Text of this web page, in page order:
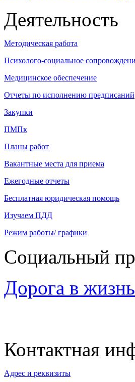
Деятельность
Методическая работа
Психолого-социальное
Медицинское обеспечение
Отчеты по исполнению предписаний
Закупки
ПМПк
Планы работ
Вакантные места для приема
Ежегодные отчеты
Бесплатная юридическая помощь
Изучаем ПДД
Режим работы/ графики
Социальный
Дорога в жизнь
Контактная
Адрес и реквизиты